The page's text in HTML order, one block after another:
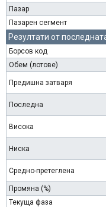
Пазар
Пазарен сегмент
Резултати от
Борсов код
Обем (лотове)
Предишна затваря
Последна
Висока
Ниска
Средно-претеглена
Промяна (%)
Текуща фаза